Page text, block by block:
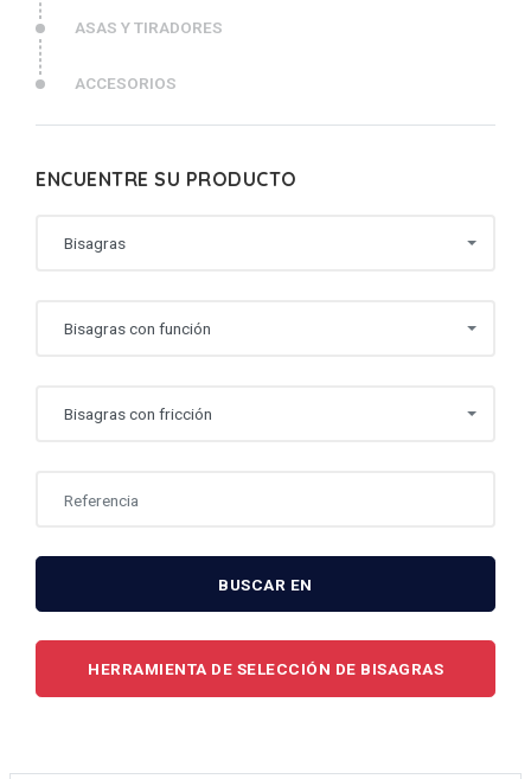
ASAS Y TIRADORES
ACCESORIOS
ENCUENTRE SU PRODUCTO
Bisagras
Bisagras con función
Bisagras con fricción
BUSCAR EN
HERRAMIENTA DE SELECCIÓN DE BISAGRAS